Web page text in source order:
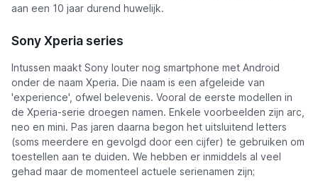
aan een 10 jaar durend huwelijk.
Sony Xperia series
Intussen maakt Sony louter nog smartphone met Android
onder de naam Xperia. Die naam is een afgeleide van
'experience', ofwel belevenis. Vooral de eerste modellen in
de Xperia-serie droegen namen. Enkele voorbeelden zijn arc,
neo en mini. Pas jaren daarna begon het uitsluitend letters
(soms meerdere en gevolgd door een cijfer) te gebruiken om
toestellen aan te duiden. We hebben er inmiddels al veel
gehad maar de momenteel actuele serienamen zijn;